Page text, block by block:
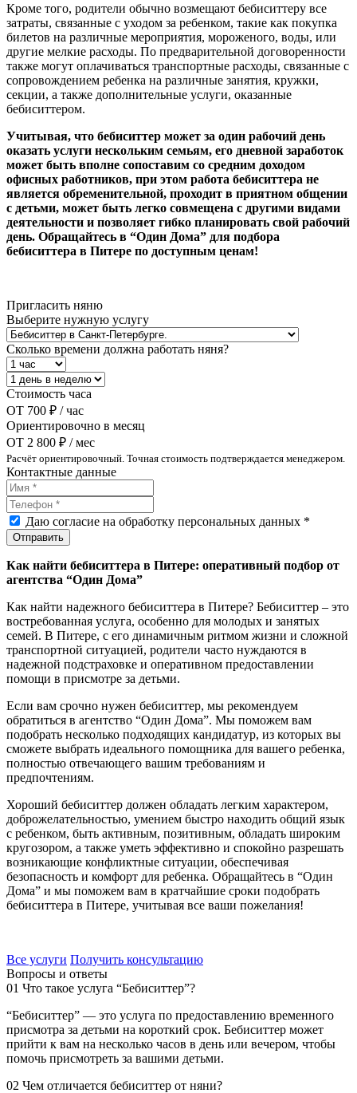
Кроме того, родители обычно возмещают бебиситтеру все
затраты, связанные с уходом за ребенком, такие как покупка
билетов на различные мероприятия, мороженого, воды, или
другие мелкие расходы. По предварительной договоренности
также могут оплачиваться транспортные расходы, связанные с
сопровождением ребенка на различные занятия, кружки,
секции, а также дополнительные услуги, оказанные
бебиситтером.
Учитывая, что бебиситтер может за один рабочий день
оказать услуги нескольким семьям, его дневной заработок
может быть вполне сопоставим со средним доходом
офисных работников, при этом работа бебиситтера не
является обременительной, проходит в приятном общении
с детьми, может быть легко совмещена с другими видами
деятельности и позволяет гибко планировать свой рабочий
день. Обращайтесь в “Один Дома” для подбора
бебиситтера в Питере по доступным ценам!
Пригласить няню
Выберите нужную услугу
Сколько времени должна работать няня?
Стоимость часа
ОТ 700 ₽ / час
Ориентировочно в месяц
ОТ 2 800 ₽ / мес
Расчёт ориентировочный. Точная стоимость подтверждается менеджером.
Контактные данные
Даю согласие на обработку персональных данных *
Как найти бебиситтера в Питере: оперативный подбор от
агентства “Один Дома”
Как найти надежного бебиситтера в Питере? Бебиситтер – это
востребованная услуга, особенно для молодых и занятых
семей. В Питере, с его динамичным ритмом жизни и сложной
транспортной ситуацией, родители часто нуждаются в
надежной подстраховке и оперативном предоставлении
помощи в присмотре за детьми.
Если вам срочно нужен бебиситтер, мы рекомендуем
обратиться в агентство “Один Дома”. Мы поможем вам
подобрать несколько подходящих кандидатур, из которых вы
сможете выбрать идеального помощника для вашего ребенка,
полностью отвечающего вашим требованиям и
предпочтениям.
Хороший бебиситтер должен обладать легким характером,
доброжелательностью, умением быстро находить общий язык
с ребенком, быть активным, позитивным, обладать широким
кругозором, а также уметь эффективно и спокойно разрешать
возникающие конфликтные ситуации, обеспечивая
безопасность и комфорт для ребенка. Обращайтесь в “Один
Дома” и мы поможем вам в кратчайшие сроки подобрать
бебиситтера в Питере, учитывая все ваши пожелания!
Все услуги Получить консультацию
Вопросы и ответы
01 Что такое услуга “Бебиситтер”?
“Бебиситтер” — это услуга по предоставлению временного
присмотра за детьми на короткий срок. Бебиситтер может
прийти к вам на несколько часов в день или вечером, чтобы
помочь присмотреть за вашими детьми.
02 Чем отличается бебиситтер от няни?